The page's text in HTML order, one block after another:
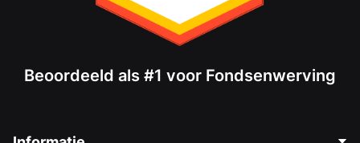
Beoordeeld als #1 voor Fondsenwerving